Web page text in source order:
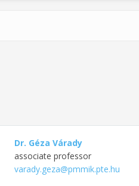
Dr. Géza Várady
associate professor
varady.geza@pmmik.pte.hu